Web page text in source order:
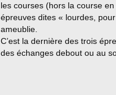
les courses (hors la course
épreuves dites « lourdes,
ameublie.
C’est la dernière des trois
des échanges debout ou au